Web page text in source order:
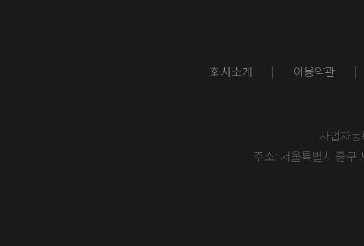
회사소개 이용약관
사업자
주소: 서울특별시 중구